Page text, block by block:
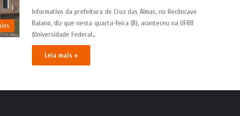
Informativo da prefeitura de Cruz das Almas, no Recôncavo
Baiano, diz que nesta quarta-feira (8), aconteceu na UFRB
(Universidade Federal…
Leia mais »